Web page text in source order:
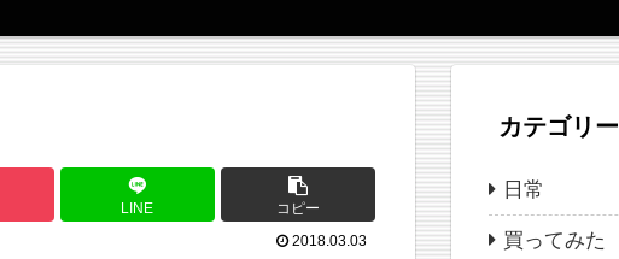
LINE
コピー
2018.03.03
カテゴリー
日常
買ってみた